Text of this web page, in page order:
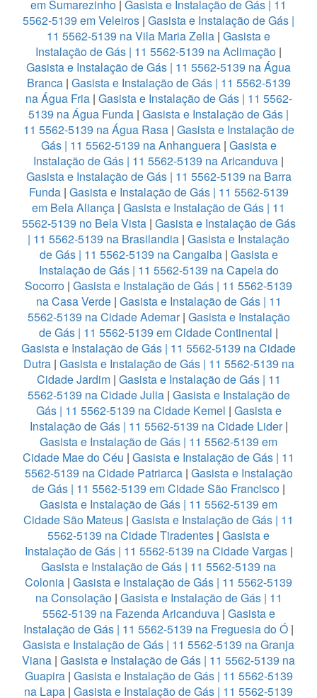
em Sumarezinho | Gasista e Instalação de Gás | 11
5562-5139 em Veleiros | Gasista e Instalação de Gás |
11 5562-5139 na Vila Maria Zelia | Gasista e
Instalação de Gás | 11 5562-5139 na Aclimação |
Gasista e Instalação de Gás | 11 5562-5139 na Água
Branca| Gasista e Instalação de Gás | 11 5562-5139
na Água Fria| Gasista e Instalação de Gás | 11 5562-
5139 na Água Funda | Gasista e Instalação de Gás |
11 5562-5139 na Água Rasa | Gasista e Instalação de
Gás | 11 5562-5139 na Anhanguera| Gasista e
Instalação de Gás | 11 5562-5139 na Aricanduva |
Gasista e Instalação de Gás | 11 5562-5139 na Barra
Funda | Gasista e Instalação de Gás | 11 5562-5139
em Bela Aliança | Gasista e Instalação de Gás | 11
5562-5139 no Bela Vista| Gasista e Instalação de Gás
| 11 5562-5139 na Brasilandia | Gasista e Instalação
de Gás | 11 5562-5139 na Cangaiba| Gasista e
Instalação de Gás | 11 5562-5139 na Capela do
Socorro | Gasista e Instalação de Gás | 11 5562-5139
na Casa Verde| Gasista e Instalação de Gás | 11
5562-5139 na Cidade Ademar| Gasista e Instalação
de Gás | 11 5562-5139 em Cidade Continental |
Gasista e Instalação de Gás | 11 5562-5139 na Cidade
Dutra | Gasista e Instalação de Gás | 11 5562-5139 na
Cidade Jardim| Gasista e Instalação de Gás | 11
5562-5139 na Cidade Julia | Gasista e Instalação de
Gás | 11 5562-5139 na Cidade Kemel | Gasista e
Instalação de Gás | 11 5562-5139 na Cidade Lider|
Gasista e Instalação de Gás | 11 5562-5139 em
Cidade Mae do Céu | Gasista e Instalação de Gás | 11
5562-5139 na Cidade Patriarca| Gasista e Instalação
de Gás | 11 5562-5139 em Cidade São Francisco |
Gasista e Instalação de Gás | 11 5562-5139 em
Cidade São Mateus | Gasista e Instalação de Gás | 11
5562-5139 na Cidade Tiradentes | Gasista e
Instalação de Gás | 11 5562-5139 na Cidade Vargas |
Gasista e Instalação de Gás | 11 5562-5139 na
Colonia | Gasista e Instalação de Gás | 11 5562-5139
na Consolação | Gasista e Instalação de Gás | 11
5562-5139 na Fazenda Aricanduva| Gasista e
Instalação de Gás | 11 5562-5139 na Freguesia do Ó |
Gasista e Instalação de Gás | 11 5562-5139 na Granja
Viana | Gasista e Instalação de Gás | 11 5562-5139 na
Guapira| Gasista e Instalação de Gás | 11 5562-5139
na Lapa | Gasista e Instalação de Gás | 11 5562-5139